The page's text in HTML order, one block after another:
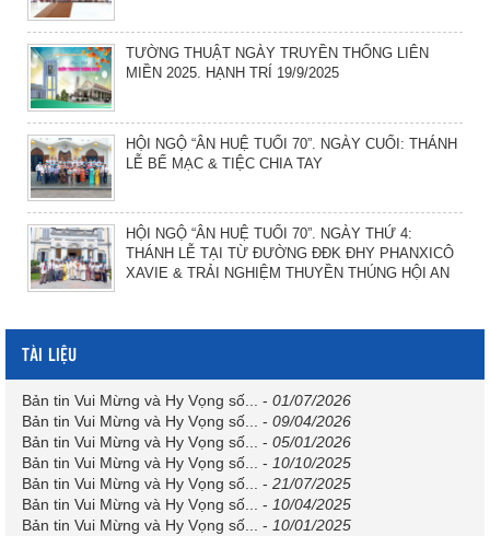
TƯỜNG THUẬT NGÀY TRUYỀN THỐNG LIÊN
MIỀN 2025. HẠNH TRÍ 19/9/2025
HỘI NGỘ “ÂN HUỆ TUỔI 70”. NGÀY CUỐI: THÁNH
LỄ BẾ MẠC & TIỆC CHIA TAY
HỘI NGỘ “ÂN HUỆ TUỔI 70”. NGÀY THỨ 4:
THÁNH LỄ TẠI TỪ ĐƯỜNG ĐĐK ĐHY PHANXICÔ
XAVIE & TRẢI NGHIỆM THUYỀN THÚNG HỘI AN
TÀI LIỆU
Bản tin Vui Mừng và Hy Vọng số... - 01/07/2026
Bản tin Vui Mừng và Hy Vọng số...
- 09/04/2026
Bản tin Vui Mừng và Hy Vọng số...
- 05/01/2026
Bản tin Vui Mừng và Hy Vọng số...
- 10/10/2025
Bản tin Vui Mừng và Hy Vọng số...
- 21/07/2025
Bản tin Vui Mừng và Hy Vọng số...
- 10/04/2025
Bản tin Vui Mừng và Hy Vọng số...
- 10/01/2025